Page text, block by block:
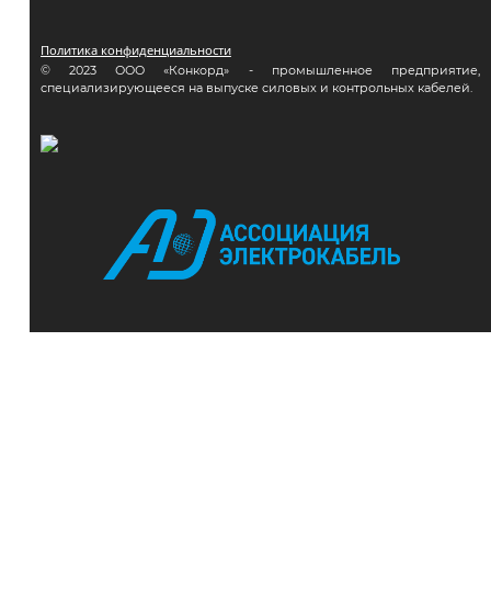
Политика конфиденциальности
© 2023 ООО «Конкорд» - промышленное предприятие,
специализирующееся на выпуске силовых и контрольных кабелей.